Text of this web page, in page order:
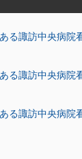
る諏訪中央病院
る諏訪中央病院
る諏訪中央病院